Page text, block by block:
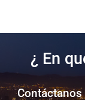
¿ En